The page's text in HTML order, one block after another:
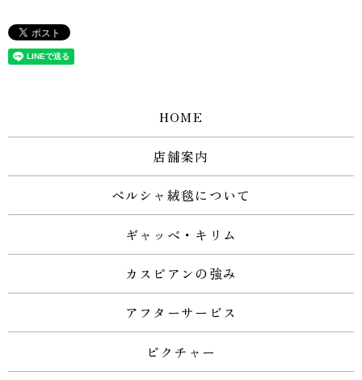
HOME
店舗案内
ペルシャ絨毯について
ギャッベ・キリム
カスピアンの強み
アフターサービス
ピクチャー